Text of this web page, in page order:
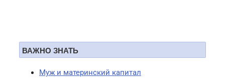
ВАЖНО ЗНАТЬ
Муж и материнский капитал